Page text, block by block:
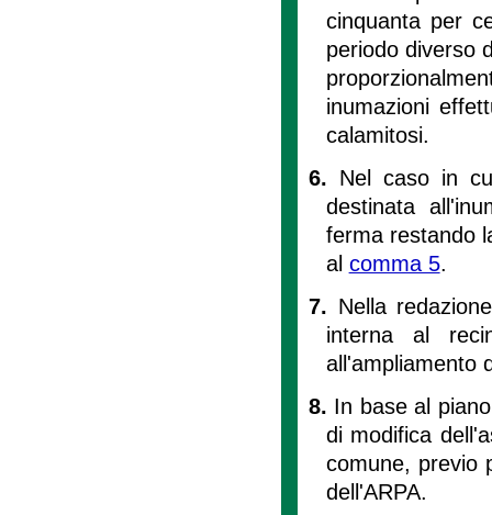
cinquanta per
periodo diverso
inumazioni
calamitosi.
6. Nel caso in
destinata
ferma restando
al comma 5.
7. Nella
interna al
all'ampliamento
8. In base al
di modifica
comune, previo
dell'ARPA.